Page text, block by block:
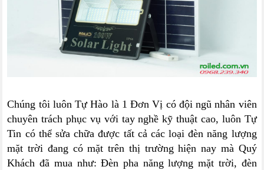
Chúng tôi luôn Tự Hào là 1 Đơn Vị có đội ngũ nhân viên
chuyên trách phục vụ với tay nghề kỹ thuật cao, luôn Tự
Tin có thể sửa chữa được tất cả các loại đèn năng lượng
mặt trời đang có mặt trên thị trường hiện nay mà Quý
Khách đã mua như: Đèn pha năng lượng mặt trời, đèn